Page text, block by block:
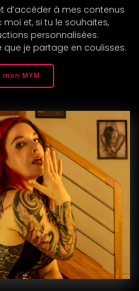
d’accéder à mes contenus
et, si tu le souhaites,
personnalisées.
je partage en coulisses.
mon MYM